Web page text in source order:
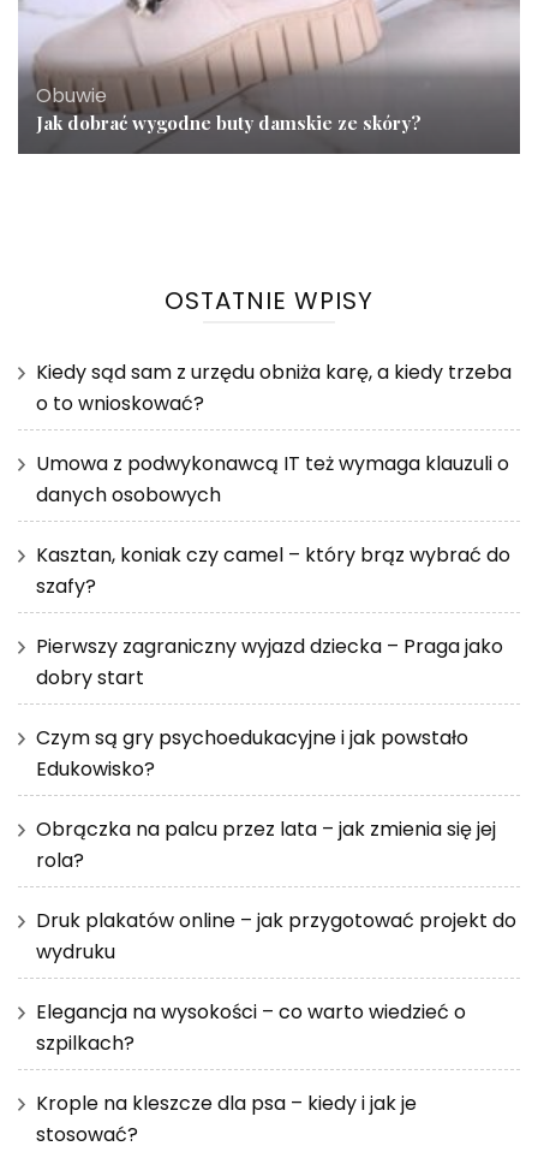
Obuwie
Jak dobrać wygodne buty damskie ze skóry?
OSTATNIE WPISY
Kiedy sąd sam z urzędu obniża karę, a kiedy trzeba
o to wnioskować?
Umowa z podwykonawcą IT też wymaga klauzuli o
danych osobowych
Kasztan, koniak czy camel – który brąz wybrać do
szafy?
Pierwszy zagraniczny wyjazd dziecka – Praga jako
dobry start
Czym są gry psychoedukacyjne i jak powstało
Edukowisko?
Obrączka na palcu przez lata – jak zmienia się jej
rola?
Druk plakatów online – jak przygotować projekt do
wydruku
Elegancja na wysokości – co warto wiedzieć o
szpilkach?
Krople na kleszcze dla psa – kiedy i jak je
stosować?